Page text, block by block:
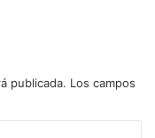
a nadie, siento
mejor por
lo tengo claro. En
tanta gente
publicada. Los campos